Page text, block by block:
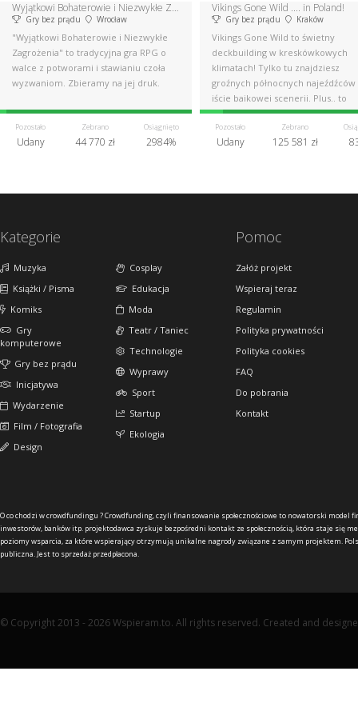
Wyjątkowi Bohaterowie i Niezwykłe Zagrożenia - gra RPG
Gry bez prądu Wrocław
"Wyjątkowi Bohaterowie i Niezwykłe
Zagrożenia" to tradycyjna gra RPG o
walce z potworami i stawianiu czoła
wyzwaniom. Zbieramy na jej druk.
Pozostało
Udany
Zebrano
44 770 zł
Osiągnięto
2984%
Vikings Gone Wild .... in Poland!
Gry bez prądu Kraków
Vikings Gone Wild to świetny
deckbuilding w kreskówkowych
klimatach! Tylko tu znajdziesz
groźnych północnych najeźdźców
iście bajkowej scenerii. Plus.. to
świetna gra!
Pozostało
Udany
Zebrano
125 581 zł
Kategorie
Muzyka
Książki / Pisma
Komiks
Gry
komputerowe
Gry bez prądu
Inicjatywa
Wydarzenie
Film / Fotografia
Design
Cosplay
Edukacja
Moda
Teatr / Taniec
Technologie
Wyprawy
Sport
Startup
Ekologia
Pomoc
Załóż projekt
Wspieraj teraz
Regulamin
Polityka prywatności
Polityka cookies
FAQ
Do pobrania
Kontakt
O co chodzi w crowdfundingu ?Crowdfunding, czyli finansowanie społecznościowe to nowatorski model
inwestorów, banków itp. projektodawca zyskuje bezpośredni kontakt ze społecznością, która staje się
poziomy wsparcia, za które wspierający otrzymują unikalne nagrody związane z samym projektem.
publiczna. Jest to sprzedaż przedpłacona.
© Copyright 2013 - 2026 Wspieram.to. All rights reserved. Created and